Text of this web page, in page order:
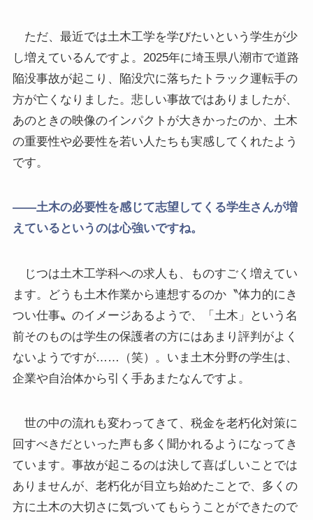
ただ、最近では土木工学を学びたいという学生が少
し増えているんですよ。2025年に埼玉県八潮市で道路
陥没事故が起こり、陥没穴に落ちたトラック運転手の
方が亡くなりました。悲しい事故ではありましたが、
あのときの映像のインパクトが大きかったのか、土木
の重要性や必要性を若い人たちも実感してくれたよう
です。
――土木の必要性を感じて志望してくる学生さんが増
えているというのは心強いですね。
じつは土木工学科への求人も、ものすごく増えてい
ます。どうも土木作業から連想するのか〝体力的にき
つい仕事〟のイメージあるようで、「土木」という名
前そのものは学生の保護者の方にはあまり評判がよく
ないようですが……（笑）。いま土木分野の学生は、
企業や自治体から引く手あまたなんですよ。
世の中の流れも変わってきて、税金を老朽化対策に
回すべきだといった声も多く聞かれるようになってき
ています。事故が起こるのは決して喜ばしいことでは
ありませんが、老朽化が目立ち始めたことで、多くの
方に土木の大切さに気づいてもらうことができたので